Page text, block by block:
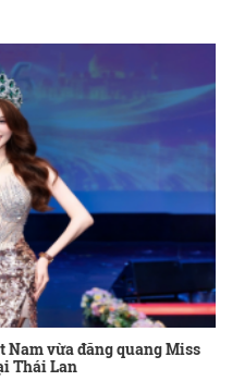
Nam vừa đăng quang Miss
Thái Lan